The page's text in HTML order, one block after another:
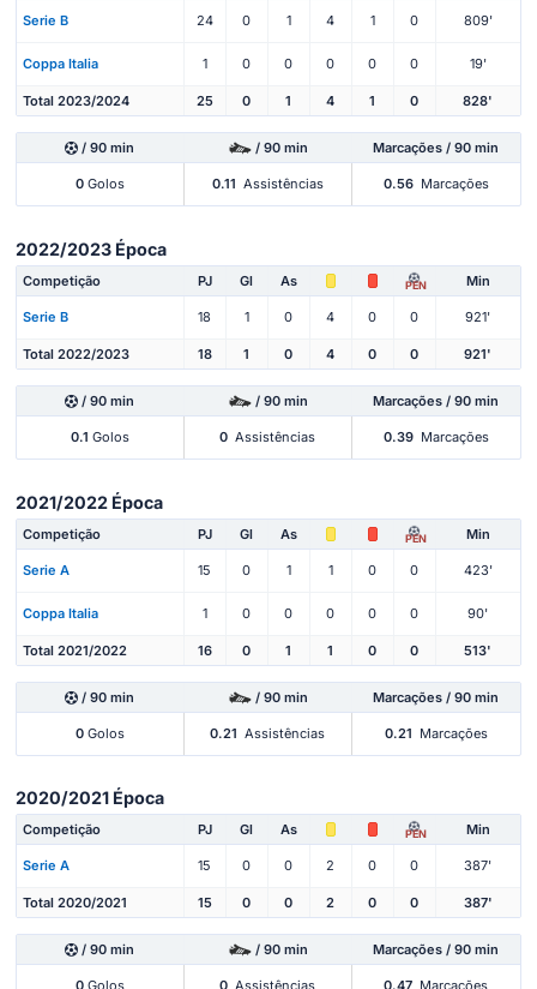
Serie B 24 0 1 4 1 0 809'
Coppa Italia 1 0 0 0 0 0 19'
Total 2023/2024 25 0 1 4 1 0 828'
/ 90 min / 90 min Marcações / 90 min
0Golos 0.11 Assistências 0.56 Marcações
2022/2023 Época
Competição PJ Gl As PEN Min
Serie B 18 1 0 4 0 0 921'
Total 2022/2023 18 1 0 4 0 0 921'
/ 90 min / 90 min Marcações / 90 min
0.1 Golos 0 Assistências 0.39 Marcações
2021/2022 Época
Competição PJ Gl As PEN Min
Serie A 15 0 1 1 0 0 423'
Coppa Italia 1 0 0 0 0 0 90'
Total 2021/2022 16 0 1 1 0 0 513'
/ 90 min / 90 min Marcações / 90 min
0Golos 0.21 Assistências 0.21 Marcações
2020/2021 Época
Competição PJ Gl As PEN Min
Serie A 15 0 0 2 0 0 387'
Total 2020/2021 15 0 0 2 0 0 387'
/ 90 min / 90 min Marcações / 90 min